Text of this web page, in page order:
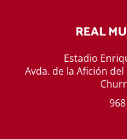
REAL
Estadio
Avda. de la Afición del